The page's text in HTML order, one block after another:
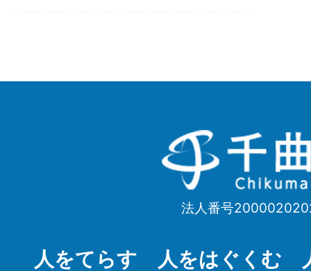
千
曲
Chikuma
法人番号
人をてらす 人をはぐくむ